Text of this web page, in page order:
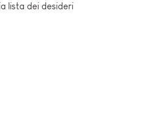
lista dei desideri